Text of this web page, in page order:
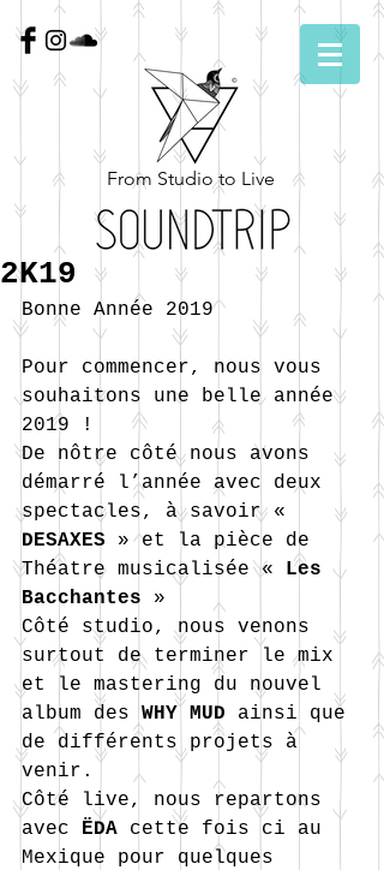
From Studio to Live
2K19
Bonne Année 2019
Pour commencer, nous vous
souhaitons une belle année
2019 !
De nôtre côté nous avons
démarré l’année avec deux
spectacles, à savoir «
DESAXES » et la pièce de
Théatre musicalisée « Les
Bacchantes »
Côté studio, nous venons
surtout de terminer le mix
et le mastering du nouvel
album des WHY MUD ainsi que
de différents projets à
venir.
Côté live, nous repartons
avec ËDA cette fois ci au
Mexique pour quelques